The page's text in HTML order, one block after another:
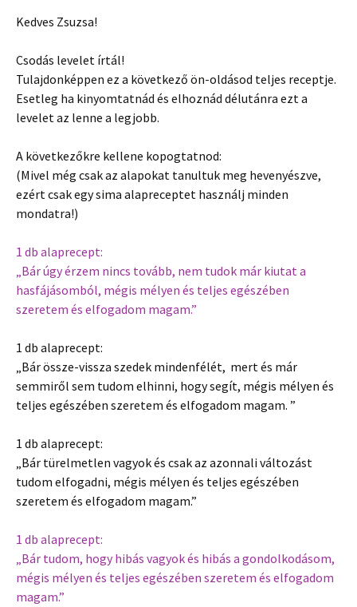
Kedves Zsuzsa!
Csodás levelet írtál!
Tulajdonképpen ez a következő ön-oldásod teljes receptje.
Esetleg ha kinyomtatnád és elhoznád délutánra ezt a
levelet az lenne a legjobb.
A következőkre kellene kopogtatnod:
(Mivel még csak az alapokat tanultuk meg hevenyészve,
ezért csak egy sima alapreceptet használj minden
mondatra!)
1 db alaprecept:
„Bár úgy érzem nincs tovább, nem tudok már kiutat a
hasfájásomból, mégis mélyen és teljes egészében
szeretem és elfogadom magam.”
1 db alaprecept:
„Bár össze-vissza szedek mindenfélét, mert és már
semmiről sem tudom elhinni, hogy segít, mégis mélyen és
teljes egészében szeretem és elfogadom magam. ”
1 db alaprecept:
„Bár türelmetlen vagyok és csak az azonnali változást
tudom elfogadni, mégis mélyen és teljes egészében
szeretem és elfogadom magam.”
1 db alaprecept:
„Bár tudom, hogy hibás vagyok és hibás a gondolkodásom,
mégis mélyen és teljes egészében szeretem és elfogadom
magam.”